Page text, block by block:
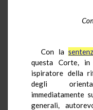
Con la
questa Corte, in
ispiratore della
degli
immediatamente
generali,